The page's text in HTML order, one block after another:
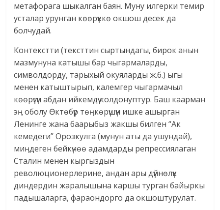
метафорага шыкалган баян. Муну илгерки темир
усталар урунган көөрүккө окшош десек да
болчудай.
Контекстти (тексттин сыртындагы, бирок анын
мазмунуна катышы бар чыгармаларды,
символдорду, тарыхый окуяларды ж.б.) ыгы
менен катыштырып, калемгер чыгармачыл
көөрүгүн абдан ийкемдүү колдонуптур. Баш каарман
эӊ оболу Өктөбүр төӊкөрүшүн ишке ашырган
Ленинге жана баарыбыз жакшы билген “Ак
кемедеги” Орозкулга (мунун аты да ушундай),
миӊдеген бейкүнөө адамдарды репрессиялаган
Сталин менен кыргыздын
революционерлерине, андан ары дүйнөлүк
диндердин жаралышына каршы турган байыркы
падышаларга, фараондорго да окшоштурулат.